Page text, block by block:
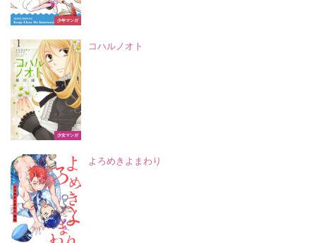
少年マンガ
少女マンガ
コハルノオト
よろめきよまわり